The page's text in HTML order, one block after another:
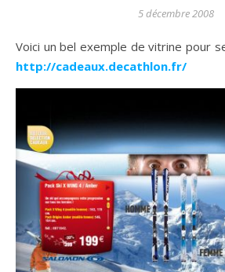
5 décembre 2008
Voici un bel exemple de vitrine pour
http://cadeaux.decathlon.fr/